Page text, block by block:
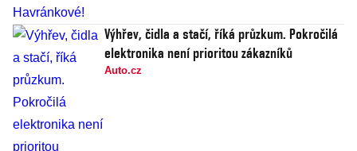
Výhřev, čidla a stačí, říká průzkum. Pokročilá
elektronika není prioritou zákazníků
Auto.cz